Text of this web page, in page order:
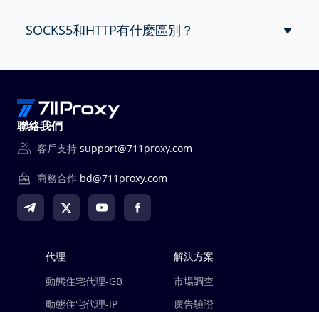
IP 可用時間為 5 分鐘-24 小時。只要 IP 是在線狀態，24小時
SOCKS5和HTTP有什麼區別？
於任何特定的網絡協議。
聯絡我們
客戶支持 support@711proxy.com
商務合作 bd@711proxy.com
代理
動態住宅代理-GB
動態住宅代理-IP
解決方案
市場調查
廣告驗證